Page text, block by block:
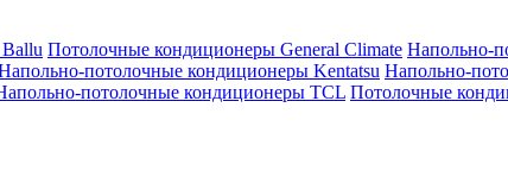
Потолочные кондиционеры General Climate Напольно-
потолочные кондиционеры Kentatsu Напольно-
потолочные кондиционеры TCL Потолочные